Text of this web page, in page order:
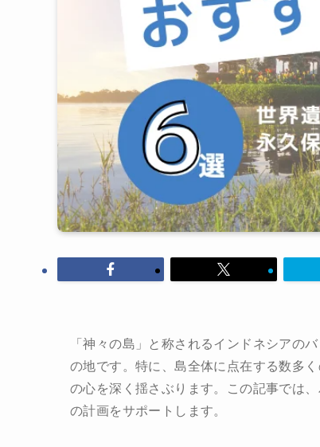
「神々の島」と称されるインドネシアの
の地です。特に、島全体に点在する数多
の心を深く揺さぶります。この記事では
の計画をサポートします。